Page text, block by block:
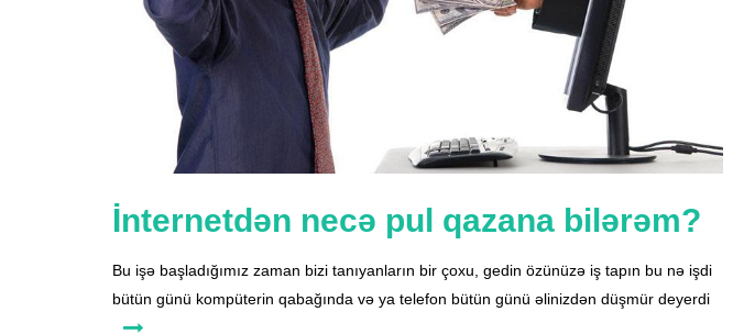
İnternetdən necə pul qazana bilərəm?
Bu işə başladığımız zaman bizi tanıyanların bir çoxu, gedin özünüzə iş tapın bu nə işdi
bütün günü kompüterin qabağında və ya telefon bütün günü əlinizdən düşmür deyerdi